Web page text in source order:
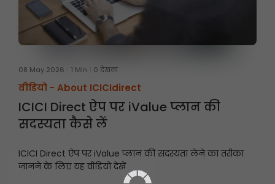
08 May 2026 1 Min 0 देखना
वीडियो - About ICICIdirect
ICICI Direct ऐप पर iValue प्लान की
सदस्यता कैसे लें
ICICI Direct ऐप पर iValue प्लान की सदस्यता लेने का तरीका
जानने के लिए यह वीडियो देखें